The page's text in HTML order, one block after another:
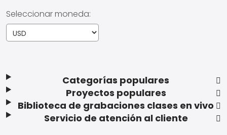
Categorías populares
Proyectos populares
Biblioteca de grabaciones clases en vivo
Servicio de atención al cliente
Seleccionar moneda: